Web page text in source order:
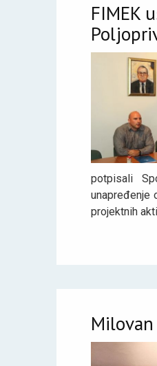
FIMEK
potpisali
unapređenje
projektnih